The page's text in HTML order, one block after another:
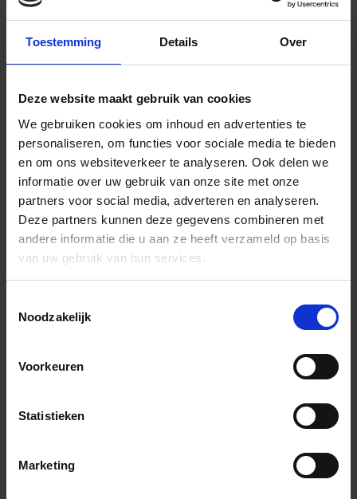
Toestemming Details Over
Deze website maakt gebruik van cookies
We gebruiken cookies om inhoud en advertenties te
personaliseren, om functies voor sociale media te bieden
en om ons websiteverkeer te analyseren. Ook delen we
informatie over uw gebruik van onze site met onze
partners voor social media, adverteren en analyseren.
Deze partners kunnen deze gegevens combineren met
andere informatie die u aan ze heeft verzameld op basis
van uw gebruik van hun services.
Noodzakelijk
Voorkeuren
Statistieken
Marketing